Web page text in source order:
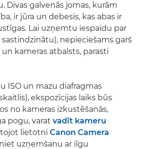
Divas galvenās jomas, kurām
ir jūra un debesis, kas abas ir
Lai uzņemtu iespaidu par
nepieciešams garš
kameras atbalsts, parasti
ISO un mazu diafragmas
ekspozīcijas laiks būs
no kameras izkustēšanās,
pogu, varat vadīt kameru
lietotni Canon Camera
uzņemšanu ar ilgu